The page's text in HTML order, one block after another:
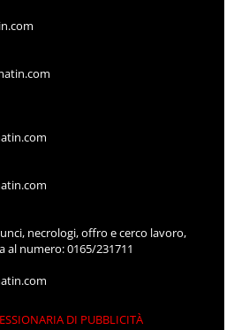
necrologi, offro e cerco lavoro,
al numero: 0165/231711
DI PUBBLICITÀ